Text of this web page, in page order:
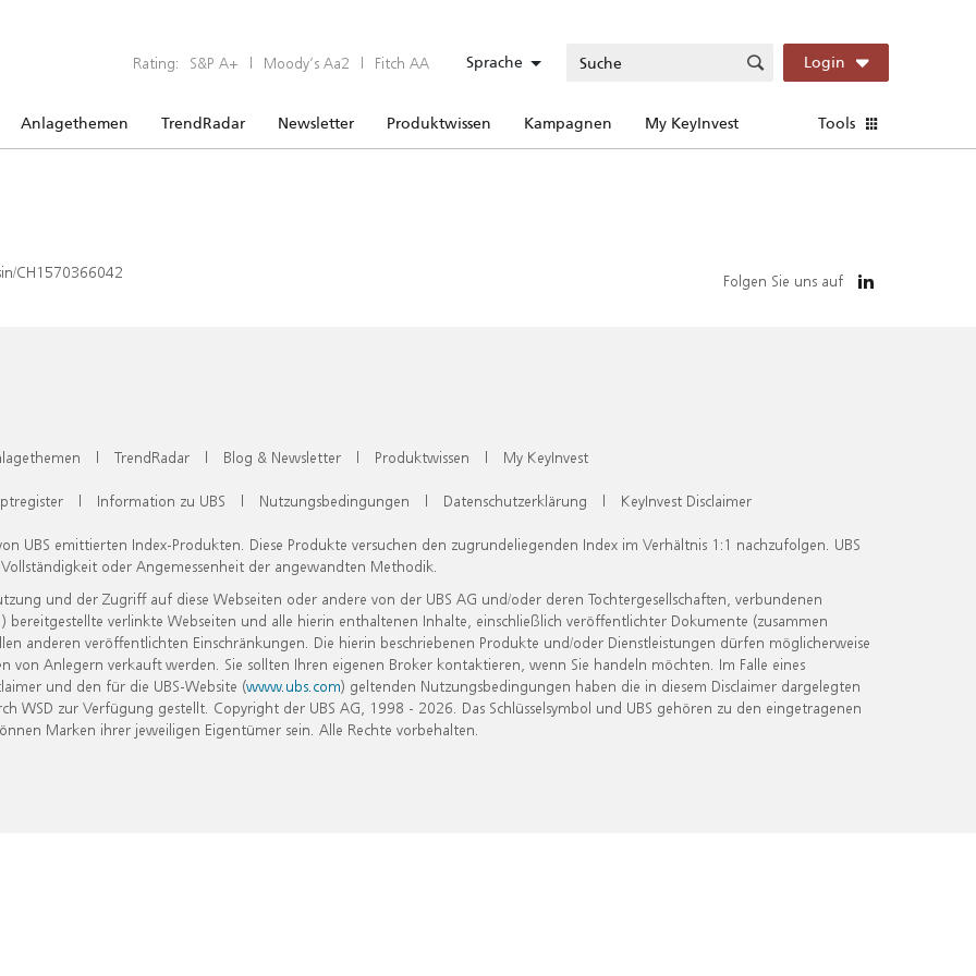
Rating: S&P A+ | Moody’s Aa2 | Fitch AA Sprache Login
Anlagethemen TrendRadar Newsletter Produktwissen Kampagnen My KeyInvest Tools
CH1570366042 Folgen Sie uns auf
| TrendRadar | Blog & Newsletter | Produktwissen | My KeyInvest
| Information zu UBS | Nutzungsbedingungen | Datenschutzerklärung | KeyInvest Disclaimer
UBS emittierten Index-Produkten. Diese Produkte versuchen den zugrundeliegenden Index im Verhältnis 1:1 nachzufolgen. UBS
oder Angemessenheit der angewandten Methodik.
und der Zugriff auf diese Webseiten oder andere von der UBS AG und/oder deren Tochtergesellschaften, verbundenen
verlinkte Webseiten und alle hierin enthaltenen Inhalte, einschließlich veröffentlichter Dokumente (zusammen
anderen veröffentlichten Einschränkungen. Die hierin beschriebenen Produkte und/oder Dienstleistungen dürfen möglicherweise
Anlegern verkauft werden. Sie sollten Ihren eigenen Broker kontaktieren, wenn Sie handeln möchten. Im Falle eines
und den für die UBS-Website (www.ubs.com) geltenden Nutzungsbedingungen haben die in diesem Disclaimer dargelegten
zur Verfügung gestellt. Copyright der UBS AG, 1998 - 2026. Das Schlüsselsymbol und UBS gehören zu den eingetragenen
Marken ihrer jeweiligen Eigentümer sein. Alle Rechte vorbehalten.